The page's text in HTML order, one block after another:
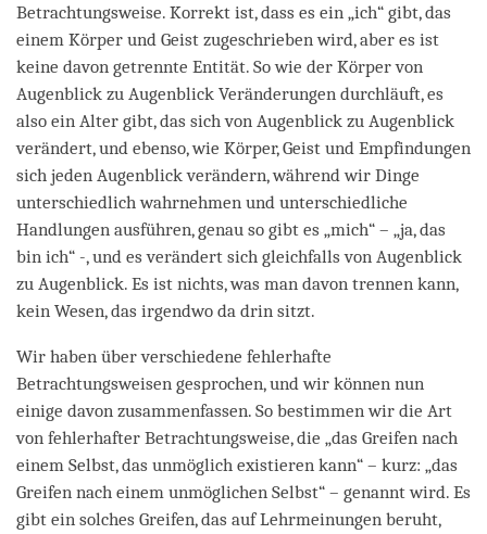
Betrachtungsweise. Korrekt ist, dass es ein „ich“ gibt, das
einem Körper und Geist zugeschrieben wird, aber es ist
keine davon getrennte Entität. So wie der Körper von
Augenblick zu Augenblick Veränderungen durchläuft, es
also ein Alter gibt, das sich von Augenblick zu Augenblick
verändert, und ebenso, wie Körper, Geist und Empfindungen
sich jeden Augenblick verändern, während wir Dinge
unterschiedlich wahrnehmen und unterschiedliche
Handlungen ausführen, genau so gibt es „mich“ – „ja, das
bin ich“ -, und es verändert sich gleichfalls von Augenblick
zu Augenblick. Es ist nichts, was man davon trennen kann,
kein Wesen, das irgendwo da drin sitzt.
Wir haben über verschiedene fehlerhafte
Betrachtungsweisen gesprochen, und wir können nun
einige davon zusammenfassen. So bestimmen wir die Art
von fehlerhafter Betrachtungsweise, die „das Greifen nach
einem Selbst, das unmöglich existieren kann“ – kurz: „das
Greifen nach einem unmöglichen Selbst“ – genannt wird. Es
gibt ein solches Greifen, das auf Lehrmeinungen beruht,